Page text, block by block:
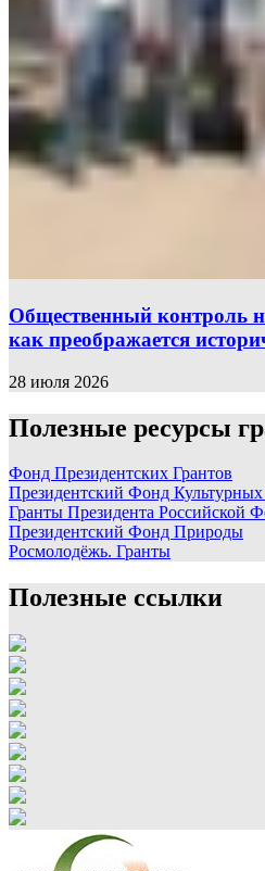
Общественный контроль
как преображается
28 июля 2026
Полезные ресурсы
Фонд Президентских Грантов
Президентский Фонд
Гранты Президента Российской
Президентский Фонд Природы
Росмолодёжь. Гранты
Полезные ссылки